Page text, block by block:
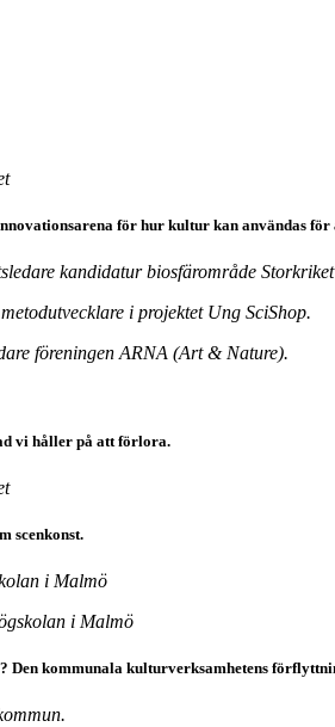
för hur kultur kan användas
kandidatur biosfärområde Storkriket
i projektet Ung SciShop.
föreningen ARNA (Art & Nature).
vi håller på att förlora.
scenkonst.
i Malmö
i Malmö
Den kommunala kulturverksamhetens